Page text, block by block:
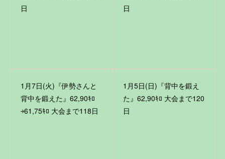
日
日
1月7日(火)『伊勢さんと
背中を鍛えた』62,90ｷﾛ
￫61,75ｷﾛ 大会まで118日
1月5日(日)『背中を鍛え
た』62,90ｷﾛ 大会まで120
日